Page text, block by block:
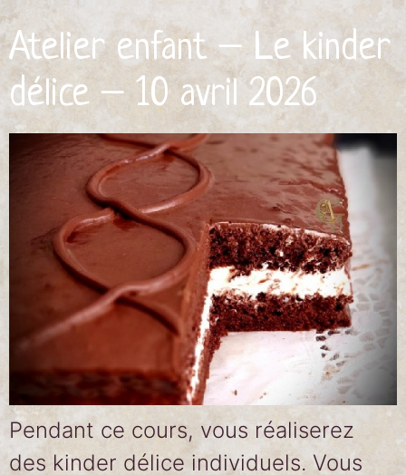
Atelier enfant – Le kinder
délice – 10 avril 2026
Pendant ce cours, vous réaliserez
des kinder délice individuels. Vous